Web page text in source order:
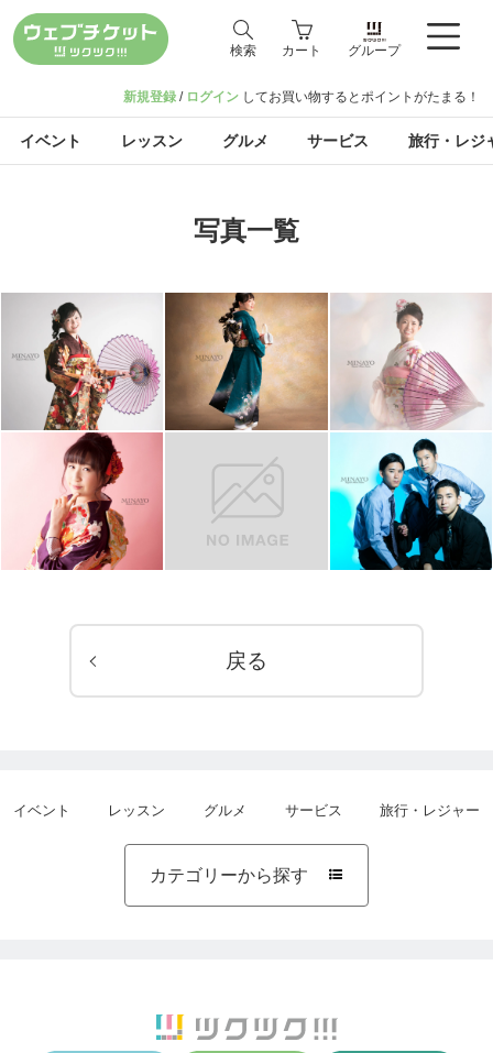
検索 カート グループ
新規登録 / ログイン してお買い物するとポイントがたまる！
イベント レッスン グルメ サービス 旅行・レジ
写真一覧
戻る
イベント レッスン グルメ サービス 旅行・レジャー
カテゴリーから探す 